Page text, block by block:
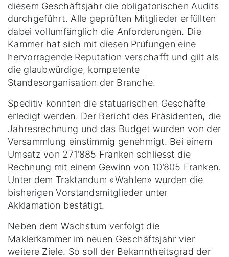
diesem Geschäftsjahr die obligatorischen Audits
durchgeführt. Alle geprüften Mitglieder erfüllten
dabei vollumfänglich die Anforderungen. Die
Kammer hat sich mit diesen Prüfungen eine
hervorragende Reputation verschafft und gilt als
die glaubwürdige, kompetente
Standesorganisation der Branche.
Speditiv konnten die statuarischen Geschäfte
erledigt werden. Der Bericht des Präsidenten, die
Jahresrechnung und das Budget wurden von der
Versammlung einstimmig genehmigt. Bei einem
Umsatz von 271’885 Franken schliesst die
Rechnung mit einem Gewinn von 10’805 Franken.
Unter dem Traktandum «Wahlen» wurden die
bisherigen Vorstandsmitglieder unter
Akklamation bestätigt.
Neben dem Wachstum verfolgt die
Maklerkammer im neuen Geschäftsjahr vier
weitere Ziele. So soll der Bekanntheitsgrad der